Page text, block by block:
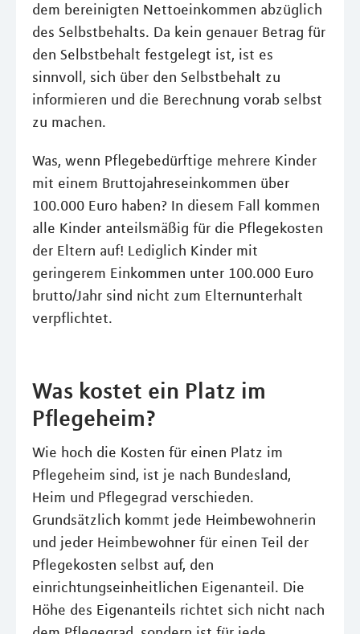
dem bereinigten Nettoeinkommen abzüglich
des Selbstbehalts. Da kein genauer Betrag für
den Selbstbehalt festgelegt ist, ist es
sinnvoll, sich über den Selbstbehalt zu
informieren und die Berechnung vorab selbst
zu machen.
Was, wenn Pflegebedürftige mehrere Kinder
mit einem Bruttojahreseinkommen über
100.000 Euro haben? In diesem Fall kommen
alle Kinder anteilsmäßig für die Pflegekosten
der Eltern auf! Lediglich Kinder mit
geringerem Einkommen unter 100.000 Euro
brutto/Jahr sind nicht zum Elternunterhalt
verpflichtet.
Was kostet ein Platz im
Pflegeheim?
Wie hoch die Kosten für einen Platz im
Pflegeheim sind, ist je nach Bundesland,
Heim und Pflegegrad verschieden.
Grundsätzlich kommt jede Heimbewohnerin
und jeder Heimbewohner für einen Teil der
Pflegekosten selbst auf, den
einrichtungseinheitlichen Eigenanteil. Die
Höhe des Eigenanteils richtet sich nicht nach